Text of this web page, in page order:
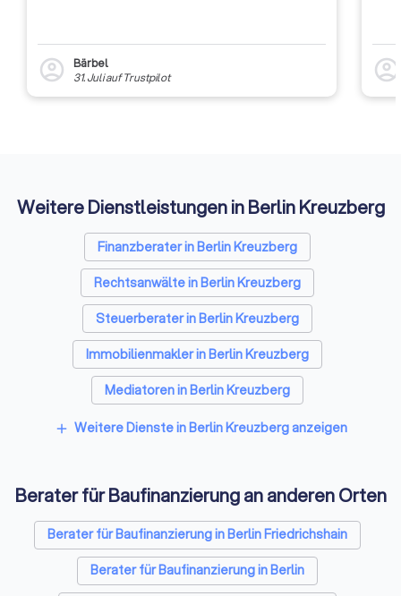
account_circle
Bärbel
31. Juliauf Trustpilot account_circle
Weitere Dienstleistungen in Berlin Kreuzberg
Finanzberater in Berlin Kreuzberg
Rechtsanwälte in Berlin Kreuzberg
Steuerberater in Berlin Kreuzberg
Immobilienmakler in Berlin Kreuzberg
Mediatoren in Berlin Kreuzberg
Energieberater in Berlin Kreuzberg
add Weitere Dienste in Berlin Kreuzberg anzeigen
Berater für Baufinanzierung an anderen Orten
Berater für Baufinanzierung in Berlin Friedrichshain
Berater für Baufinanzierung in Berlin